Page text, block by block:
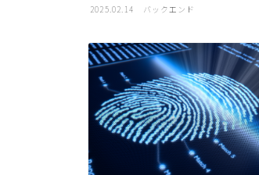
2025.02.14 バックエンド